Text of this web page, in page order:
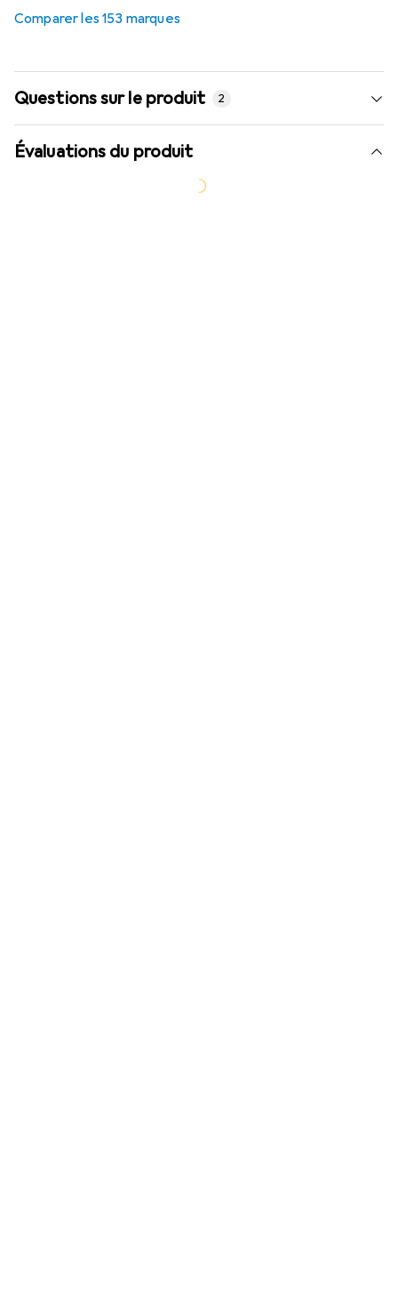
Comparer les 153 marques
Questions sur le produit 2
Évaluations du produit